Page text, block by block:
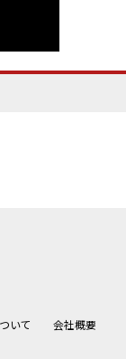
いて 会社概要